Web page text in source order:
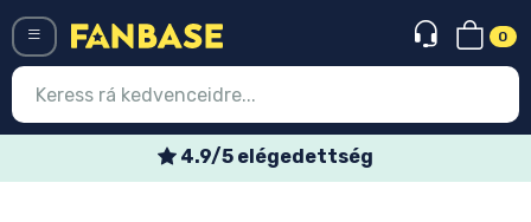
0
4.9/5 elégedettség